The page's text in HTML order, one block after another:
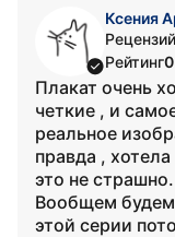
Ксения
Рецензий
Рейтинг0
Плакат очень
четкие , и
реальное
правда ,
это не
Вообщем
этой серии